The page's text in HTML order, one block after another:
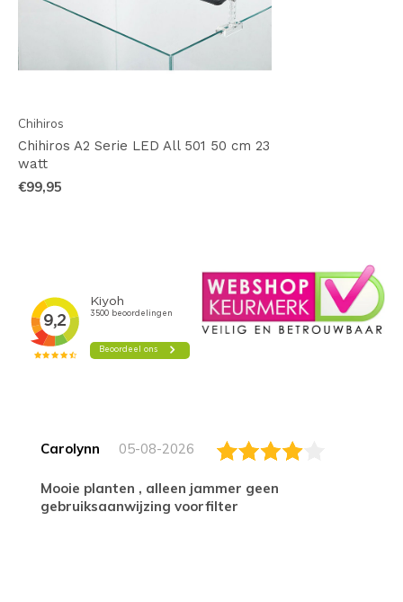
Chihiros
Chihiros A2 Serie LED All 501 50 cm 23
watt
€99,95
Carolynn 05-08-2026
Mooie planten , alleen jammer geen
gebruiksaanwijzing voorfilter